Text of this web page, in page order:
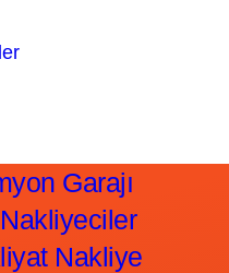
Garajı
Nakliye